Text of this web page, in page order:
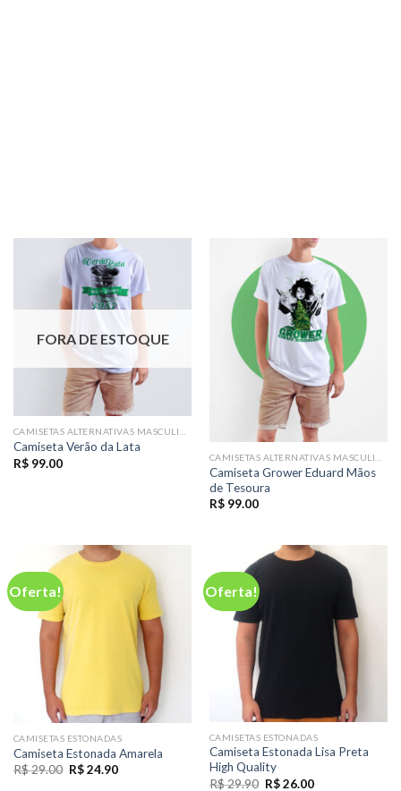
FORA DE ESTOQUE
Camiseta Verão da Lata
R$99.00
Camiseta Grower Eduard Mãos
de Tesoura
R$99.00
Oferta!
CAMISETAS ESTONADAS
Camiseta Estonada Amarela
R$29.00 O
R$24.90O
Oferta!
CAMISETAS ESTONADAS
Camiseta Estonada Lisa Preta
High Quality
R$29.90 O
R$26.00O